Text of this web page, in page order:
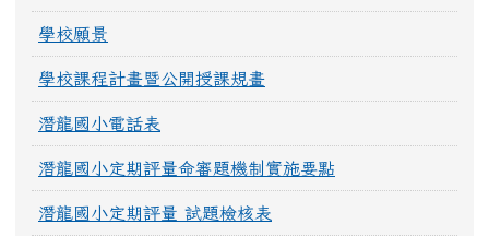
學校願景
學校課程計畫暨公開授課規畫
潛龍國小電話表
潛龍國小定期評量命審題機制實施要點
潛龍國小定期評量 試題檢核表